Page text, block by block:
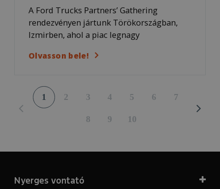
A Ford Trucks Partners’ Gathering
rendezvényen jártunk Törökországban,
Izmirben, ahol a piac legnagy
Olvasson bele!
1 2 3 4 5 6 7
8 9 10
Nyerges vontató